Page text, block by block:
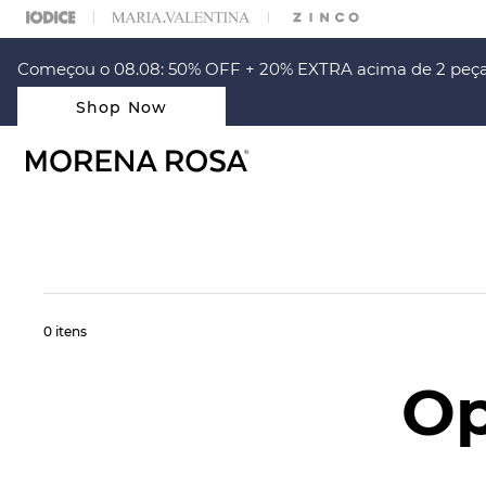
ESCOLHER SEU LOOK?FALE COM NOSSA PERSONAL SHOPPER.
Começou o 08.08: 50% OFF + 20% EXTRA acima de 2
Shop Now
0